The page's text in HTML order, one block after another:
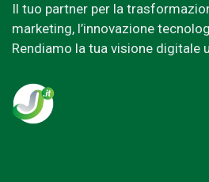
Il tuo partner per la
marketing, l’innovazione
Rendiamo la tua visione digitale